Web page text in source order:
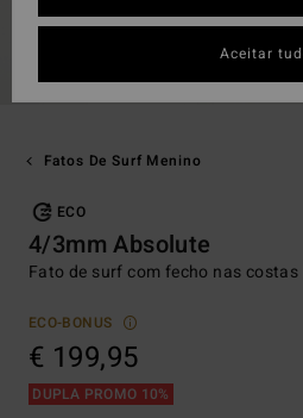
Fatos De Surf Menino
ECO
4/3mm Absolute
Fato de surf com fecho nas costas
ECO-BONUS
€ 199,95
DUPLA PROMO 10%
Aceitar